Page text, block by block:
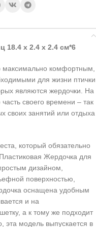
18.4 х 2.4 х 2.4 см*6
максимально комфортным,
для жизни птички
являются жердочки. На
своего времени – так
своих занятий или отдыха
который обязательно
Жердочка для
дизайном,
поверхностью,
оснащена удобным
и на
а к тому же подходит
эта модель выпускается в